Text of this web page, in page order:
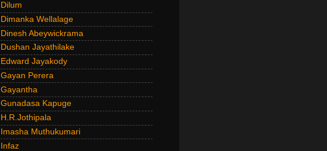
Dilum
Dimanka Wellalage
Dinesh Abeywickrama
Dushan Jayathilake
Edward Jayakody
Gayan Perera
Gayantha
Gunadasa Kapuge
H.R.Jothipala
Imasha Muthukumari
Infaz